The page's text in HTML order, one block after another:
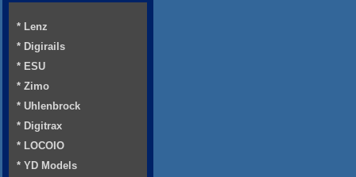
* Lenz
* Digirails
* ESU
* Zimo
* Uhlenbrock
* Digitrax
* LOCOIO
* YD Models